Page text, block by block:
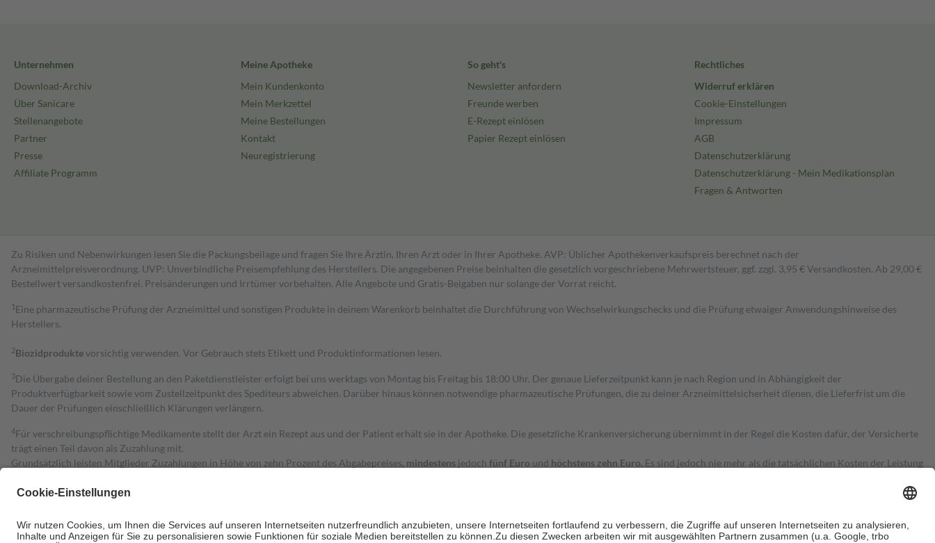
Unternehmen
Download-Archiv
Über Sanicare
Stellenangebote
Partner
Presse
Affiliate Programm
Meine Apotheke
Mein Kundenkonto
Mein Merkzettel
Meine Bestellungen
Kontakt
Neuregistrierung
So geht's
Newsletter anfordern
Freunde werben
E-Rezept einlösen
Papier Rezept einlösen
Rechtliches
Widerruf erklären
Cookie-Einstellungen
Impressum
AGB
Datenschutzerklärung
Datenschutzerklärung - Mein Medikationsplan
Fragen & Antworten
Zu Risiken und Nebenwirkungen lesen Sie die Packungsbeilage und fragen Sie Ihre Ärztin, Ihren Arzt oder in Ihrer Apotheke. AVP: Üblicher Apothekenverkaufspreis berechnet nach der
Arzneimittelpreisverordnung. UVP: Unverbindliche Preisempfehlung des Herstellers. Die angegebenen Preise beinhalten die gesetzlich vorgeschriebene Mehrwertsteuer, ggf. zzgl. 3,95 € Versandkosten. Ab 29,00 €
Bestell­wert versand­kosten­frei. Preisänderungen und Irrtümer vorbehalten. Alle Angebote und Gratis-Beigaben nur solange der Vorrat reicht.
1 Eine pharmazeutische Prüfung der Arzneimittel und sonstigen Produkte in deinem Warenkorb beinhaltet die Durchführung von Wechselwirkungschecks und die Prüfung etwaiger Anwendungshinweise des
Herstellers.
2Biozidproduktevorsichtig verwenden. Vor Gebrauch stets Etikett und Produktinformationen lesen.
3Die Übergabe deiner Bestellung an den Paketdienstleister erfolgt bei uns werktags von Montag bis Freitag bis 18:00 Uhr. Der genaue Lieferzeitpunkt kann je nach Region und in Abhängigkeit der
Produktverfügbarkeit sowie vom Zustellzeitpunkt des Spediteurs abweichen. Darüber hinaus können notwendige pharmazeutische Prüfungen, die zu deiner Arzneimittelsicherheit dienen, die Lieferfrist um die
Dauer der Prüfungen einschließlich Klärungen verlängern.
4Für verschreibungspflichtige Medikamente stellt der Arzt ein Rezept aus und der Patient erhält sie in der Apotheke. Die gesetzliche Krankenversicherung übernimmt in der Regel die Kosten dafür, der Versicherte
trägt einen Teil davon als Zuzahlung mit.
Grundsätzlich leisten Mitglieder Zuzahlungen in Höhe von zehn Prozent des Abgabepreises, mindestens jedoch fünf Euro und höchstens zehn Euro. Es sind jedoch nie mehr als die tatsächlichen Kosten der Leistung
Diese Regeln gelten grundsätzlich auch für Online-Apotheken.
Um das Engagement der Versicherten für ihre eigene Gesundheit zu stärken und die besondere Stellung der Familie zu unterstützen, fallenkeine Zuzahlungen an bei:
• Kindern und Jugendlichen bis zum vollendeten 18. Lebensjahr mit Ausnahme der Fahrkosten